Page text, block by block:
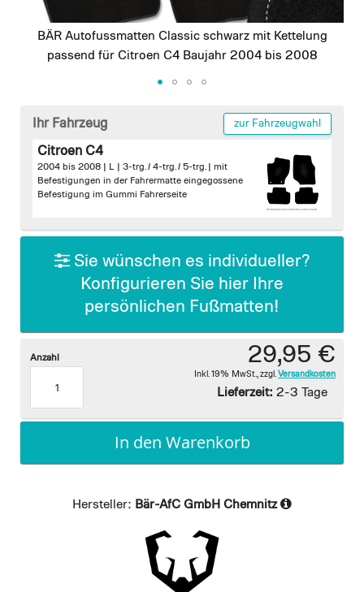
BÄR Autofussmatten Classic schwarz mit Kettelung
passend für Citroen C4 Baujahr 2004 bis 2008
beginning
gallery
Ihr Fahrzeug zur Fahrzeugwahl
Citroen C4
2004 bis 2008 | L | 3-trg. / 4-trg. / 5-trg. | mit
Befestigungen in der Fahrermatte eingegossene
Befestigung im Gummi Fahrerseite
Sie wünschen es individueller?
Konfigurieren Sie hier Ihre
persönlichen Fußmatten!
29,95 €
Inkl. 19% MwSt. zzgl. Versandkosten
Lieferzeit: 2-3 Tage
Anzahl
In den Warenkorb
Hersteller: Bär-AfC GmbH Chemnitz